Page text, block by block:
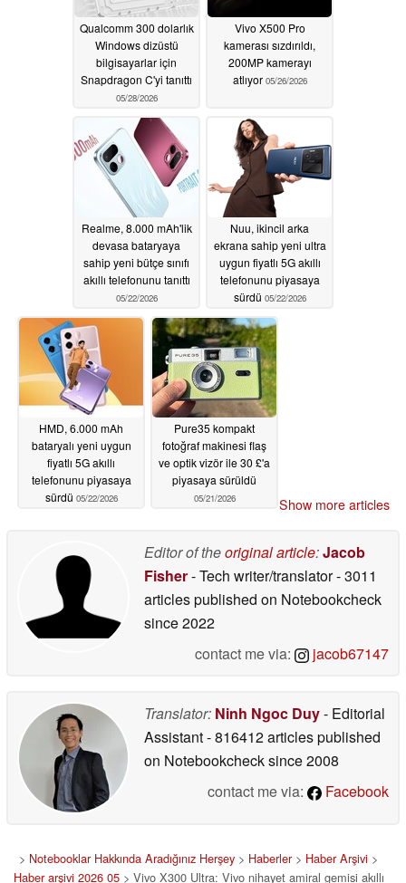
Qualcomm 300 dolarlık
Windows dizüstü
bilgisayarlar için
Snapdragon C'yi tanıttı
05/28/2026
Vivo X500 Pro
kamerası sızdırıldı,
200MP kamerayı
atlıyor 05/26/2026
Realme, 8.000 mAh'lik
devasa bataryaya
sahip yeni bütçe sınıfı
akıllı telefonunu tanıttı
05/22/2026
Nuu, ikincil arka
ekrana sahip yeni ultra
uygun fiyatlı 5G akıllı
telefonunu piyasaya
sürdü 05/22/2026
HMD, 6.000 mAh
bataryalı yeni uygun
fiyatlı 5G akıllı
telefonunu piyasaya
sürdü 05/22/2026
Pure35 kompakt
fotoğraf makinesi flaş
ve optik vizör ile 30 £'a
piyasaya sürüldü
05/21/2026 Show more articles
Editor of theoriginal article:Jacob
Fisher- Tech writer/translator- 3011
articles published on Notebookcheck
since 2022
contact me via:
jacob67147
Translator: Ninh Ngoc Duy- Editorial
Assistant- 816412 articles published
on Notebookchecksince 2008
contact me via:
Facebook
> Notebooklar Hakkında Aradığınız Herşey > Haberler> Haber Arşivi >
Haber arşivi 2026 05> Vivo X300 Ultra: Vivo nihayet amiral gemisi akıllı